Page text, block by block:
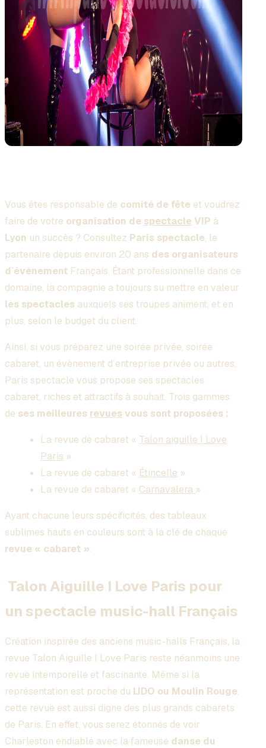
Vous êtes responsable de comité de fête et voudrez
faire de votre organisation de spectacle VIP à
Lyon un succès ? Consultez Paris spectacle, le
partenaire depuis environ 20 ans des organisateurs
d´évènement Français. Étant professionnelle dans ce
domaine, la compagnie a toujours su mettre en valeur
les spectacles auxquels ses troupes animent, et en
plus, selon le budget du client.
Ainsi, si vous préparez une soirée privée, soirée
cabaret, un évènement d´entreprise privée ou autres,
Paris spectacle vous propose ses spectacles
cabaret, riches et attractifs à souhait. Trois gammes
de ses meilleures revues vous sont proposées :
La revue de cabaret « Talon aiguille I Love
Paris »
La revue de cabaret « Étincelle »
La revue de cabaret « Carnavalera »
Ayant chacune leurs spécificités, des tableaux
sublimes hauts en couleurs sont à la clé de chaque
revue « cabaret ».
Talon Aiguille I Love Paris pour
un spectacle music-hall Français
Création inspirée des anciens music-halls Français, la
revue Talon Aiguille I Love Paris reste néanmoins une
revue intemporelle et fascinante. Même si la
représentation est proche du LIDO ou Moulin Rouge,
cette revue est aussi digne des plus grands cabarets
de Paris. En effet, vous serez étonnés de voir
Charleston endiablé avec la fameuse danse du